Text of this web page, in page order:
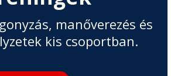
manőverezés és
kis csoportban.